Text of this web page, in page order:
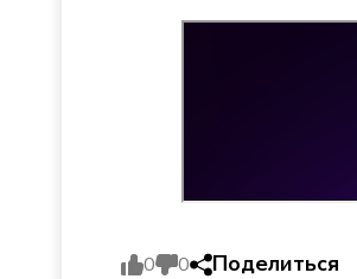
0 0 Поделиться